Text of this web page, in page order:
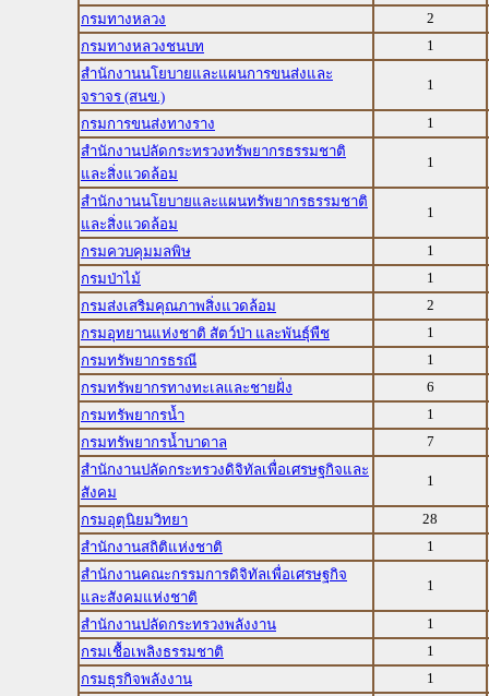
กรมทางหลวง
2
กรมทางหลวงชนบท
1
สำนักงานนโยบายและแผนการขนส่งและ
จราจร (สนข.)
1
กรมการขนส่งทางราง
1
สำนักงานปลัดกระทรวงทรัพยากรธรรมชาติ
และสิ่งแวดล้อม
1
สำนักงานนโยบายและแผนทรัพยากรธรรมชาติ
และสิ่งแวดล้อม
1
กรมควบคุมมลพิษ
1
กรมป่าไม้
1
กรมส่งเสริมคุณภาพสิ่งแวดล้อม
2
กรมอุทยานแห่งชาติ สัตว์ป่า และพันธุ์พืช
1
กรมทรัพยากรธรณี
1
กรมทรัพยากรทางทะเลและชายฝั่ง
6
กรมทรัพยากรน้ำ
1
กรมทรัพยากรน้ำบาดาล
7
สำนักงานปลัดกระทรวงดิจิทัลเพื่อเศรษฐกิจและ
สังคม
1
กรมอุตุนิยมวิทยา
28
สำนักงานสถิติแห่งชาติ
1
สำนักงานคณะกรรมการดิจิทัลเพื่อเศรษฐกิจ
และสังคมแห่งชาติ
1
สำนักงานปลัดกระทรวงพลังงาน
1
กรมเชื้อเพลิงธรรมชาติ
1
กรมธุรกิจพลังงาน
1